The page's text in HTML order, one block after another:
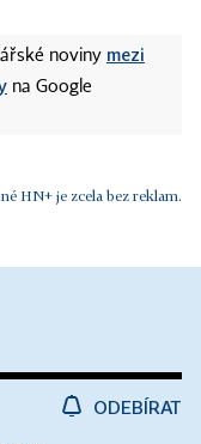
noviny mezi
na Google
HN+ je zcela bez reklam.
ODEBÍRAT